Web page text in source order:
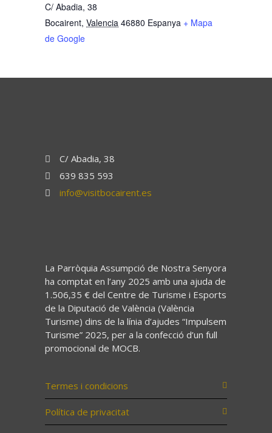
C/ Abadia, 38
Bocairent, Valencia 46880 Espanya + Mapa
de Google
C/ Abadia, 38
639 835 593
info@visitbocairent.es
La Parròquia Assumpció de Nostra Senyora
ha comptat en l’any 2025 amb una ajuda de
1.506,35 € del Centre de Turisme i Esports
de la Diputació de València (València
Turisme) dins de la línia d’ajudes “Impulsem
Turisme” 2025, per a la confecció d’un full
promocional de MOCB.
Termes i condicions
Política de privacitat